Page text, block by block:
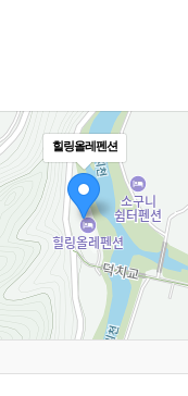
힐링올레펜션